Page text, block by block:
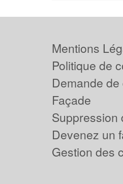
Mentions
Politique de
Demande
Façade
Suppression
Devenez un
Gestion des